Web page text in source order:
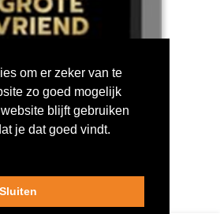
in om te stemmen!
om er zeker van te
zo goed mogelijk
blijft gebruiken
je dat goed vindt.
Sluiten